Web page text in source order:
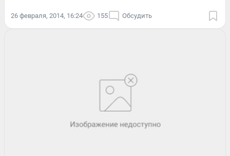
26 февраля, 2014, 16:24 155 Обсудить